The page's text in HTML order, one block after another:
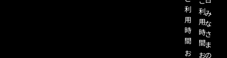
利
用
時
間
お
利
用
時
間
お
み
な
さ
ま
の